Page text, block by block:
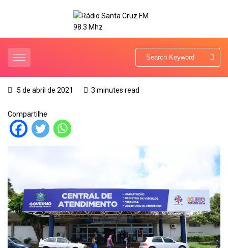
5 de abril de 2021 3 minutes read
Compartilhe